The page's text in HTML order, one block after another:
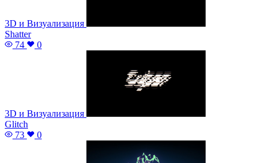
3D и Визуализация
Shatter
74
0
3D и Визуализация
Glitch
73
0